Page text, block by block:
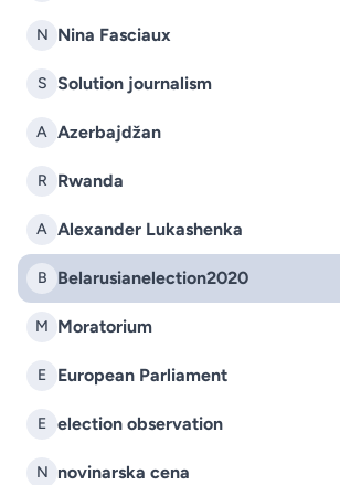
N Nina Fasciaux
S Solution journalism
A Azerbajdžan
R Rwanda
A Alexander Lukashenka
B Belarusianelection2020
M Moratorium
E European Parliament
E election observation
N novinarska cena